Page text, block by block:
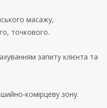
масажу,
точкового.
запиту клієнта та
комірцеву зону.